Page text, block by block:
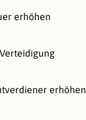
erhöhen
erhöhen